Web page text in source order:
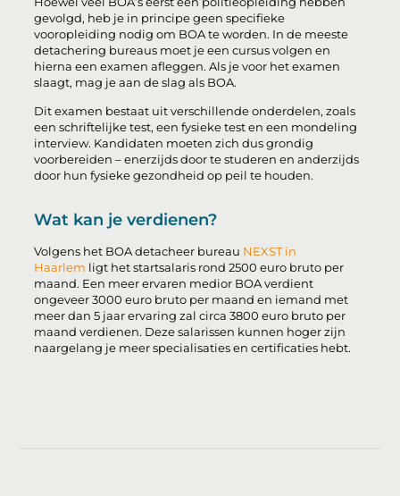
gevolgd, heb je in principe geen specifieke
vooropleiding nodig om BOA te worden. In de meeste
detachering bureaus moet je een cursus volgen en
hierna een examen afleggen. Als je voor het examen
slaagt, mag je aan de slag als BOA.
Dit examen bestaat uit verschillende onderdelen, zoals
een schriftelijke test, een fysieke test en een mondeling
interview. Kandidaten moeten zich dus grondig
voorbereiden – enerzijds door te studeren en anderzijds
door hun fysieke gezondheid op peil te houden.
Wat kan je verdienen?
Volgens het BOA detacheer bureau NEXST in
Haarlem ligt het startsalaris rond 2500 euro bruto per
maand. Een meer ervaren medior BOA verdient
ongeveer 3000 euro bruto per maand en iemand met
meer dan 5 jaar ervaring zal circa 3800 euro bruto per
maand verdienen. Deze salarissen kunnen hoger zijn
naargelang je meer specialisaties en certificaties hebt.